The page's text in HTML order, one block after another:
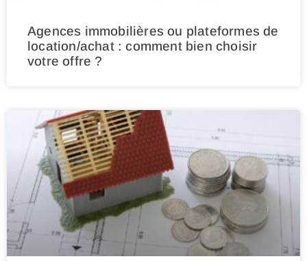
Agences immobilières ou plateformes de
location/achat : comment bien choisir
votre offre ?